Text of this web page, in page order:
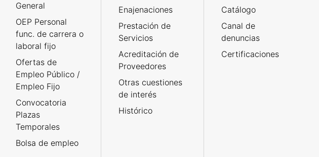
General
OEP Personal
func. de carrera o
laboral fijo
Ofertas de
Empleo Público /
Empleo Fijo
Convocatoria
Plazas
Temporales
Bolsa de empleo
Enajenaciones
Prestación de
Servicios
Acreditación de
Proveedores
Otras cuestiones
de interés
Histórico
Catálogo
Canal de
denuncias
Certificaciones